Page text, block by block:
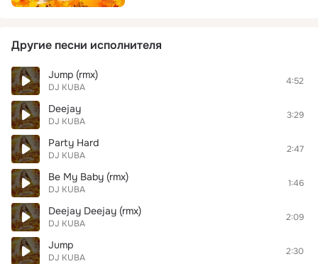
Другие песни исполнителя
Jump (rmx)
DJ KUBA
4:52
Deejay
DJ KUBA
3:29
Party Hard
DJ KUBA
2:47
Be My Baby (rmx)
DJ KUBA
1:46
Deejay Deejay (rmx)
DJ KUBA
2:09
Jump
DJ KUBA
2:30